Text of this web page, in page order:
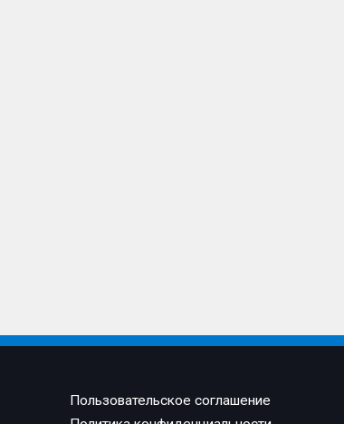
Пользовательское соглашение